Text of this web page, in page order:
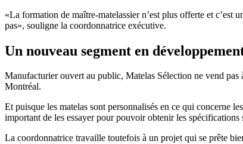
«La formation de maître-matelassier n’est plus offerte et c’est
pas», souligne la coordonnatrice exécutive.
Un nouveau segment en
Manufacturier ouvert au public, Matelas Sélection ne vend pas
Montréal.
Et puisque les matelas sont personnalisés en ce qui concerne
important de les essayer pour pouvoir obtenir les
La coordonnatrice travaille toutefois à un projet qui se prête